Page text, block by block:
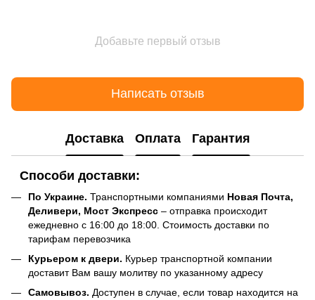
Добавьте первый отзыв
Написать отзыв
Доставка Оплата Гарантия
Способи доставки:
По Украине. Транспортными компаниями Новая Почта,
Деливери, Мост Экспресс – отправка происходит
ежедневно с 16:00 до 18:00. Стоимость доставки по
тарифам перевозчика
Курьером к двери. Курьер транспортной компании
доставит Вам вашу молитву по указанному адресу
Самовывоз. Доступен в случае, если товар находится на